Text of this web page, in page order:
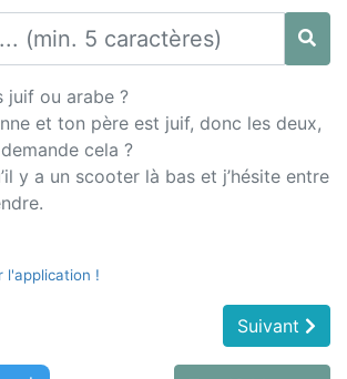
juif ou arabe ?
et ton père est juif, donc les deux,
cela ?
y a un scooter là bas et j’hésite entre
l'application !
Suivant